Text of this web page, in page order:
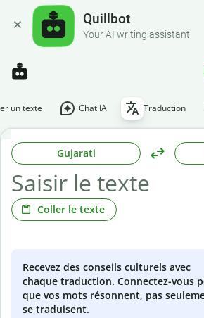
Quillbot
Your AI writing assistant
un texte Chat IA Traduction
Gujarati
Coller le texte
Recevez des conseils culturels avec
chaque traduction. Connectez-vous
que vos mots résonnent, pas
se traduisent.